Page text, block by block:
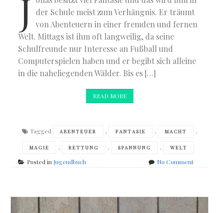
J der Schule meist zum Verhängnis. Er träumt
von Abenteuern in einer fremden und fernen
Welt. Mittags ist ihm oft langweilig, da seine
Schulfreunde nur Interesse an Fußball und
Computerspielen haben und er begibt sich alleine
in die naheliegenden Wälder. Bis es […]
READ MORE
Tagged ABENTEUER , FANTASIE , MACHT ,
MAGIE , RETTUNG , SPANNUNG , WELT
Posted in Jugendbuch No Commenton
Cross
Worlds